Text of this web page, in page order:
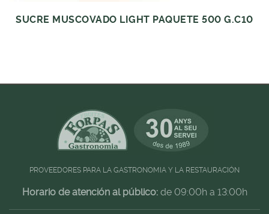
SUCRE MUSCOVADO LIGHT PAQUETE 500 G.C10
PROVEEDORES PARA LA GASTRONOMIA Y LA RESTAURACIÓN
Horario de atención al público:de 09:00h a 13:00h